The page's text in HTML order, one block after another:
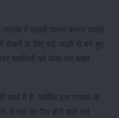
में मछली पालन करना चाहते
रोकने के लिए बड़े जाली से बने हुए
मछलियों को फंसा कर बाहर
चर्चा में है, क्योंकि इस प्रकार के
से वहां पर पैदा होने वाले कई